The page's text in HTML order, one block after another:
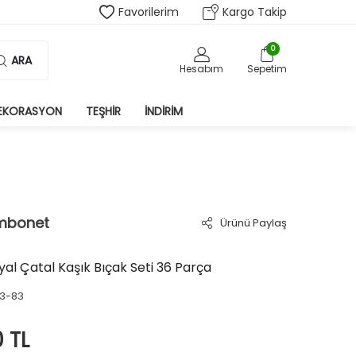
Favorilerim Kargo Takip
ARA Hesabım
0
Sepetim
TEŞHIR İNDIRIM
Ürünü Paylaş
Çatal Kaşık Bıçak Seti 36 Parça
83
TL